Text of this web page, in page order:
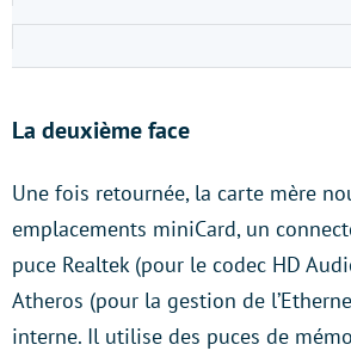
La deuxième face
Une fois retournée, la carte mère
emplacements miniCard, un
puce Realtek (pour le codec HD
Atheros (pour la gestion de
interne. Il utilise des puces de